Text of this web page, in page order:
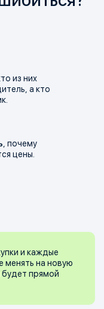
из них
а кто
, почему
цены.
и каждые
менять на новую
прямой